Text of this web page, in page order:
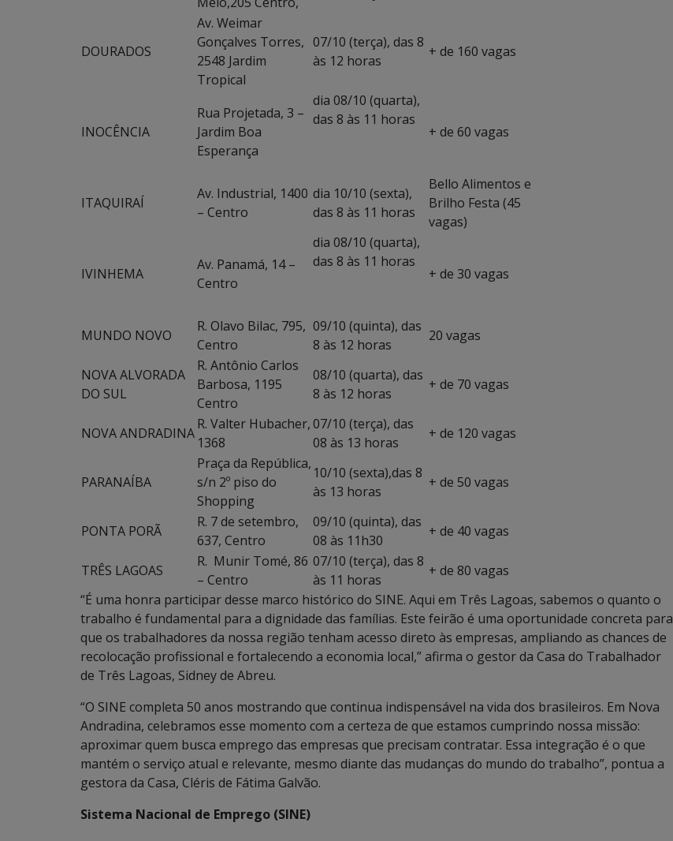
DOURADOS
Av. Weimar
Gonçalves Torres,
2548 Jardim
Tropical
07/10 (terça), das 8
às 12 horas
+ de 160 vagas
INOCÊNCIA
Rua Projetada, 3 –
Jardim Boa
Esperança
dia 08/10 (quarta),
das 8 às 11 horas
+ de 60 vagas
ITAQUIRAÍ
Av. Industrial, 1400
– Centro
dia 10/10 (sexta),
das 8 às 11 horas
Bello Alimentos e
Brilho Festa (45
vagas)
IVINHEMA
Av. Panamá, 14 –
Centro
dia 08/10 (quarta),
das 8 às 11 horas
+ de 30 vagas
MUNDO NOVO
R. Olavo Bilac, 795,
Centro
09/10 (quinta), das
8 às 12 horas
20 vagas
NOVA ALVORADA
DO SUL
R. Antônio Carlos
Barbosa, 1195
Centro
08/10 (quarta), das
8 às 12 horas
+ de 70 vagas
NOVA ANDRADINA
R. Valter Hubacher,
1368
07/10 (terça), das
08 às 13 horas
+ de 120 vagas
PARANAÍBA
Praça da República,
s/n 2º piso do
Shopping
10/10 (sexta),das 8
às 13 horas
+ de 50 vagas
PONTA PORÃ
R. 7 de setembro,
637, Centro
09/10 (quinta), das
08 às 11h30
+ de 40 vagas
TRÊS LAGOAS
R. Munir Tomé, 86
– Centro
07/10 (terça), das 8
às 11 horas
+ de 80 vagas
“É uma honra participar desse marco histórico do SINE. Aqui em Três Lagoas, sabemos o quanto o
trabalho é fundamental para a dignidade das famílias. Este feirão é uma oportunidade concreta para
que os trabalhadores da nossa região tenham acesso direto às empresas, ampliando as chances de
recolocação profissional e fortalecendo a economia local,” afirma o gestor da Casa do Trabalhador
de Três Lagoas, Sidney de Abreu.
“O SINE completa 50 anos mostrando que continua indispensável na vida dos brasileiros. Em Nova
Andradina, celebramos esse momento com a certeza de que estamos cumprindo nossa missão:
aproximar quem busca emprego das empresas que precisam contratar. Essa integração é o que
mantém o serviço atual e relevante, mesmo diante das mudanças do mundo do trabalho”, pontua a
gestora da Casa, Cléris de Fátima Galvão.
Sistema Nacional de Emprego (SINE)